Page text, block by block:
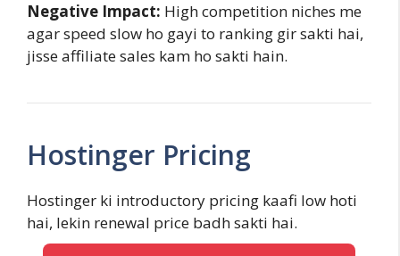
Negative Impact: High competition niches me
agar speed slow ho gayi to ranking gir sakti hai,
jisse affiliate sales kam ho sakti hain.
Hostinger Pricing
Hostinger ki introductory pricing kaafi low hoti
hai, lekin renewal price badh sakti hai.